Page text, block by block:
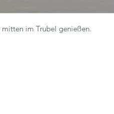
mitten im Trubel genießen.